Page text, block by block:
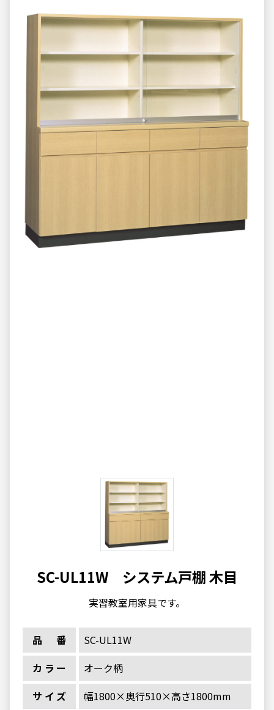
SC-UL11W システム戸棚 木目
実習教室用家具です。
品番
SC-UL11W
カラー
オーク柄
サイズ
幅1800×奥行510×高さ1800mm